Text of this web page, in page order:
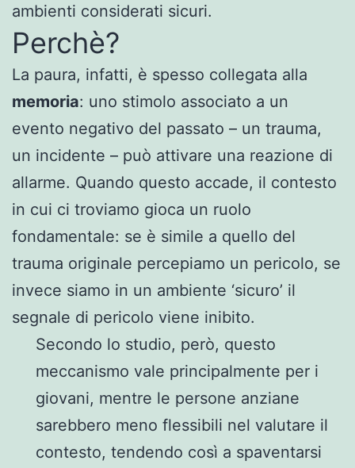
ambienti considerati sicuri.
Perchè?
La paura, infatti, è spesso collegata alla
memoria: uno stimolo associato a un
evento negativo del passato – un trauma,
un incidente – può attivare una reazione di
allarme. Quando questo accade, il contesto
in cui ci troviamo gioca un ruolo
fondamentale: se è simile a quello del
trauma originale percepiamo un pericolo, se
invece siamo in un ambiente ‘sicuro’ il
segnale di pericolo viene inibito.
Secondo lo studio, però, questo
meccanismo vale principalmente per i
giovani, mentre le persone anziane
sarebbero meno flessibili nel valutare il
contesto, tendendo così a spaventarsi